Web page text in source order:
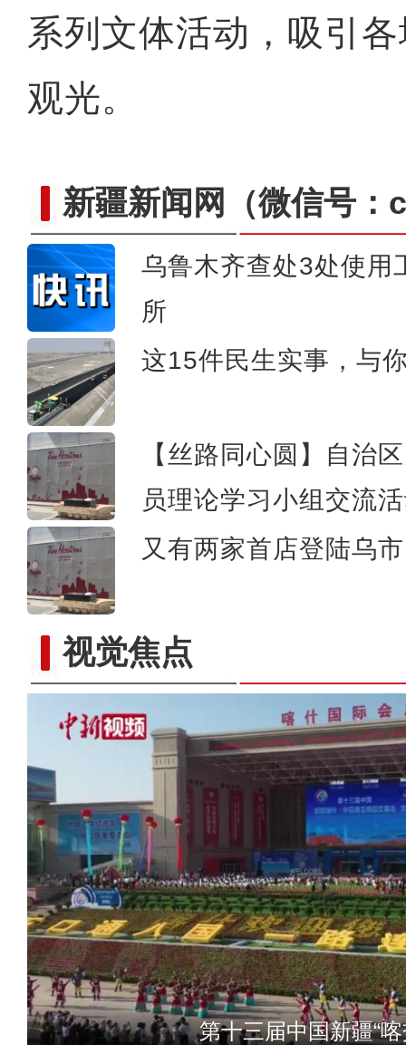
系列文体活动，吸引
观光。
新疆新闻网 （微信号
乌鲁木齐查处3处使用
所
这15件民生实事，与
【丝路同心圆】自治
员理论学习小组交流
又有两家首店登陆乌
视觉焦点
第十三届中国新疆“